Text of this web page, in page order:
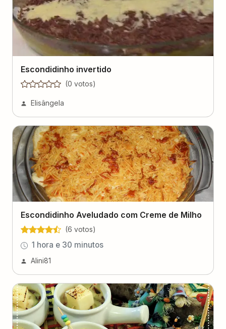
Escondidinho invertido
(0 votos)
Elisângela
Escondidinho Aveludado com Creme de Milho
(6 votos)
1 hora e 30 minutos
Alini81